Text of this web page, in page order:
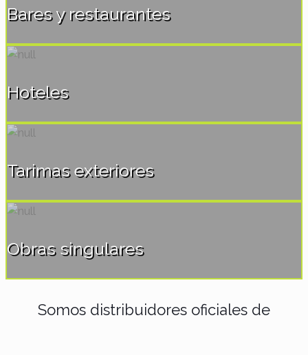
Bares y restaurantes
Hoteles
Tarimas exteriores
Obras singulares
Somos distribuidores oficiales de